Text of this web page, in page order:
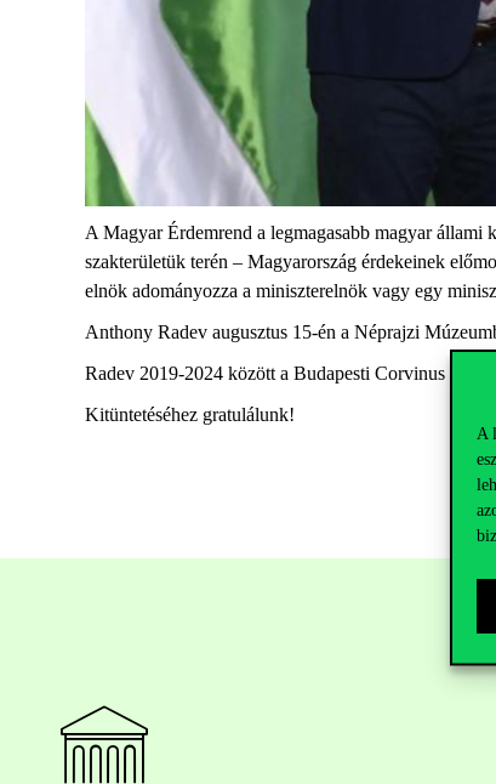
A
A Magyar Érdemrend a legmagasabb magyar
szakterületük terén – Magyarország érdekeinek
elnök adományozza a miniszterelnök vagy egy
Anthony Radev augusztus 15-én a Néprajzi
Radev 2019-2024 között a Budapesti Corvinus
Kitüntetéséhez gratulálunk!